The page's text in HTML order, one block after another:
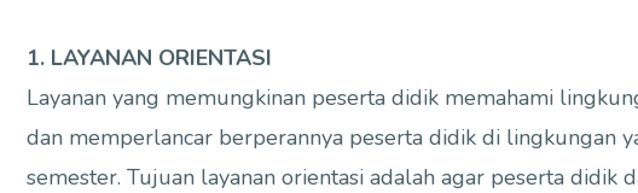
1. LAYANAN ORIENTASI
Layanan yang memungkinan peserta didik memahami
dan memperlancar berperannya peserta didik di lingkungan
semester. Tujuan layanan orientasi adalah agar peserta